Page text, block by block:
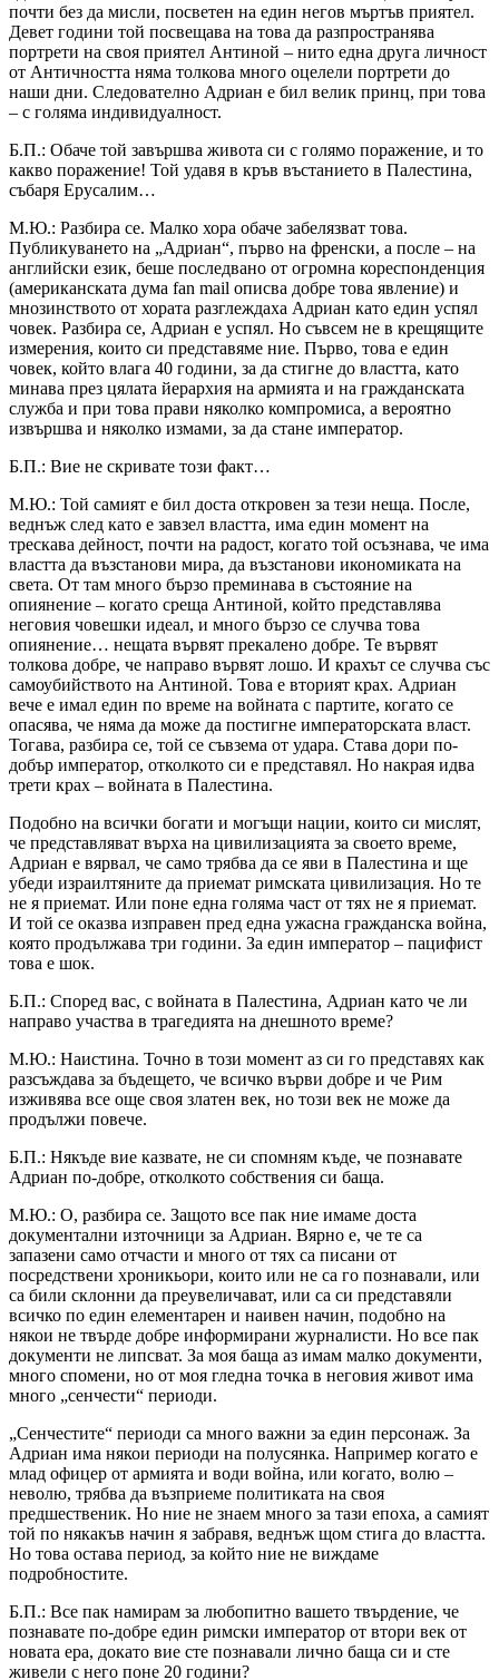
почти без да мисли, посветен на един негов мъртъв приятел.
Девет години той посвещава на това да разпространява
портрети на своя приятел Антиной – нито една друга личност
от Античността няма толкова много оцелели портрети до
наши дни. Следователно Адриан е бил велик принц, при това
– с голяма индивидуалност.
Б.П.: Обаче той завършва живота си с голямо поражение, и то
какво поражение! Той удавя в кръв въстанието в Палестина,
събаря Ерусалим…
М.Ю.: Разбира се. Малко хора обаче забелязват това.
Публикуването на „Адриан“, първо на френски, а после – на
английски език, беше последвано от огромна кореспонденция
(американската дума fan mail описва добре това явление) и
мнозинството от хората разглеждаха Адриан като един успял
човек. Разбира се, Адриан е успял. Но съвсем не в крещящите
измерения, които си представяме ние. Първо, това е един
човек, който влага 40 години, за да стигне до властта, като
минава през цялата йерархия на армията и на гражданската
служба и при това прави няколко компромиса, а вероятно
извършва и няколко измами, за да стане император.
Б.П.: Вие не скривате този факт…
М.Ю.: Той самият е бил доста откровен за тези неща. После,
веднъж след като е завзел властта, има един момент на
трескава дейност, почти на радост, когато той осъзнава, че има
властта да възстанови мира, да възстанови икономиката на
света. От там много бързо преминава в състояние на
опиянение – когато среща Антиной, който представлява
неговия човешки идеал, и много бързо се случва това
опиянение… нещата вървят прекалено добре. Те вървят
толкова добре, че направо вървят лошо. И крахът се случва със
самоубийството на Антиной. Това е вторият крах. Адриан
вече е имал един по време на войната с партите, когато се
опасява, че няма да може да постигне императорската власт.
Тогава, разбира се, той се съвзема от удара. Става дори по-
добър император, отколкото си е представял. Но накрая идва
трети крах – войната в Палестина.
Подобно на всички богати и могъщи нации, които си мислят,
че представляват върха на цивилизацията за своето време,
Адриан е вярвал, че само трябва да се яви в Палестина и ще
убеди израилтяните да приемат римската цивилизация. Но те
не я приемат. Или поне една голяма част от тях не я приемат.
И той се оказва изправен пред една ужасна гражданска война,
която продължава три години. За един император – пацифист
това е шок.
Б.П.: Според вас, с войната в Палестина, Адриан като че ли
направо участва в трагедията на днешното време?
М.Ю.: Наистина. Точно в този момент аз си го представях как
разсъждава за бъдещето, че всичко върви добре и че Рим
изживява все още своя златен век, но този век не може да
продължи повече.
Б.П.: Някъде вие казвате, не си спомням къде, че познавате
Адриан по-добре, отколкото собствения си баща.
М.Ю.: О, разбира се. Защото все пак ние имаме доста
документални източници за Адриан. Вярно е, че те са
запазени само отчасти и много от тях са писани от
посредствени хроникьори, които или не са го познавали, или
са били склонни да преувеличават, или са си представяли
всичко по един елементарен и наивен начин, подобно на
някои не твърде добре информирани журналисти. Но все пак
документи не липсват. За моя баща аз имам малко документи,
много спомени, но от моя гледна точка в неговия живот има
много „сенчести“ периоди.
„Сенчестите“ периоди са много важни за един персонаж. За
Адриан има някои периоди на полусянка. Например когато е
млад офицер от армията и води война, или когато, волю –
неволю, трябва да възприеме политиката на своя
предшественик. Но ние не знаем много за тази епоха, а самият
той по някакъв начин я забравя, веднъж щом стига до властта.
Но това остава период, за който ние не виждаме
подробностите.
Б.П.: Все пак намирам за любопитно вашето твърдение, че
познавате по-добре един римски император от втори век от
новата ера, докато вие сте познавали лично баща си и сте
живели с него поне 20 години?